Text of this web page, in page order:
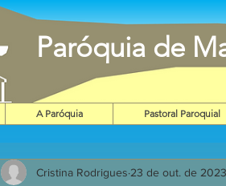
Paróquia de
A Paróquia Pastoral Paroquial
Cristina Rodrigues 23 de out. de 2023